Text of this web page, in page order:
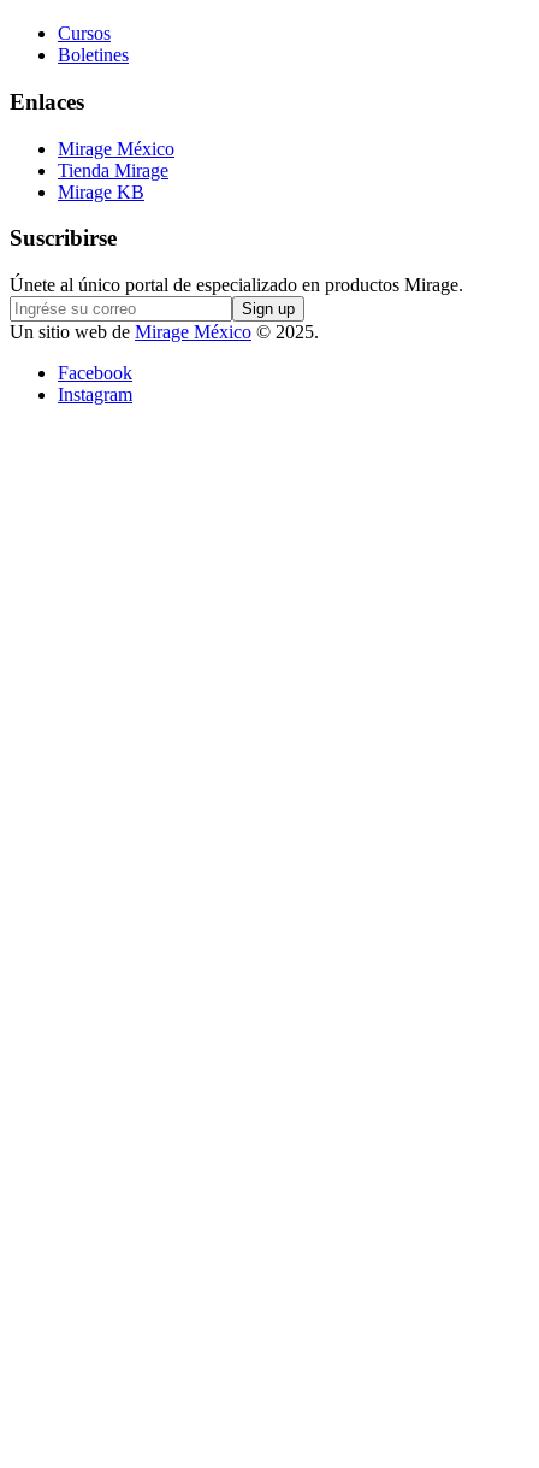
Cursos
Boletines
Enlaces
Mirage México
Tienda Mirage
Mirage KB
Suscribirse
Únete al único portal de especializado en productos Mirage.
Un sitio web de Mirage México © 2025.
Facebook
Instagram